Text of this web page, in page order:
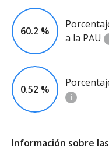
60.2 %
a la PAU
0.52 %
i
Información sobre